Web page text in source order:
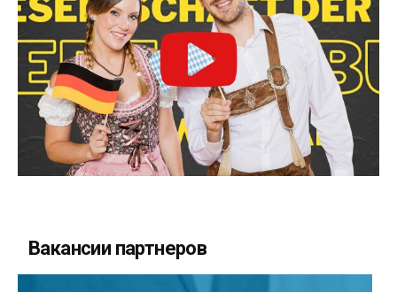
Вакансии партнеров